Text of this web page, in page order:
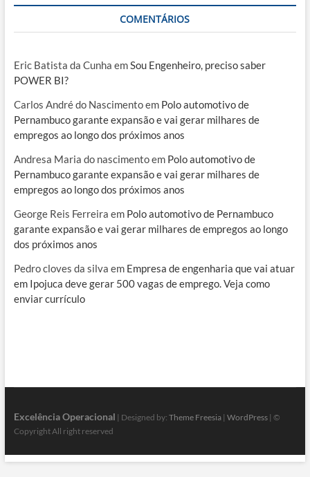
COMENTÁRIOS
Eric Batista da Cunha em Sou Engenheiro, preciso saber
POWER BI?
Carlos André do Nascimentoem Polo automotivo de
Pernambuco garante expansão e vai gerar milhares de
empregos ao longo dos próximos anos
Andresa Maria do nascimentoem Polo automotivo de
Pernambuco garante expansão e vai gerar milhares de
empregos ao longo dos próximos anos
George Reis Ferreira em Polo automotivo de Pernambuco
garante expansão e vai gerar milhares de empregos ao longo
dos próximos anos
Pedro cloves da silva em Empresa de engenharia que vai atuar
em Ipojuca deve gerar 500 vagas de emprego. Veja como
enviar currículo
Excelência Operacional | Designed by: Theme Freesia| WordPress| ©
Copyright All right reserved